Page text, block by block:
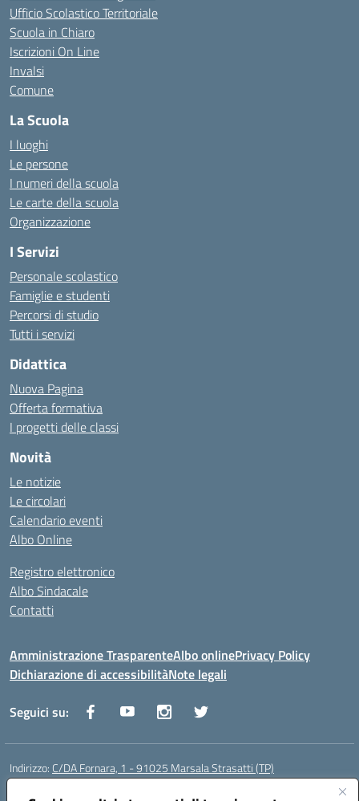
Ufficio Scolastico Territoriale
Scuola in Chiaro
Iscrizioni On Line
Invalsi
Comune
La Scuola
I luoghi
Le persone
I numeri della scuola
Le carte della scuola
Organizzazione
I Servizi
Personale scolastico
Famiglie e studenti
Percorsi di studio
Tutti i servizi
Didattica
Nuova Pagina
Offerta formativa
I progetti delle classi
Novità
Le notizie
Le circolari
Calendario eventi
Albo Online
Registro elettronico
Albo Sindacale
Contatti
Amministrazione TrasparenteAlbo onlinePrivacy Policy
Dichiarazione di accessibilitàNote legali
Seguici su:
Indirizzo: C/DA Fornara, 1 - 91025 Marsala Strasatti (TP)
Centralino: